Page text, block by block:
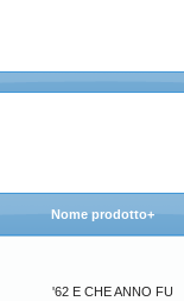
Nome prodotto+
'62 E CHE ANNO FU